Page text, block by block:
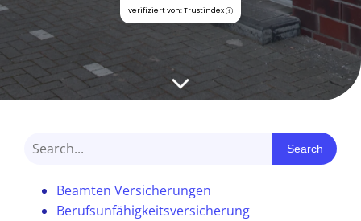
verifiziert von: Trustindex
Search
Beamten Versicherungen
Berufsunfähigkeitsversicherung